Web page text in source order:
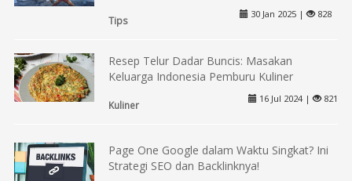
Tips
30 Jan 2025 | 828
Resep Telur Dadar Buncis: Masakan
Keluarga Indonesia Pemburu Kuliner
Kuliner
16 Jul 2024 | 821
Page One Google dalam Waktu Singkat? Ini
Strategi SEO dan Backlinknya!